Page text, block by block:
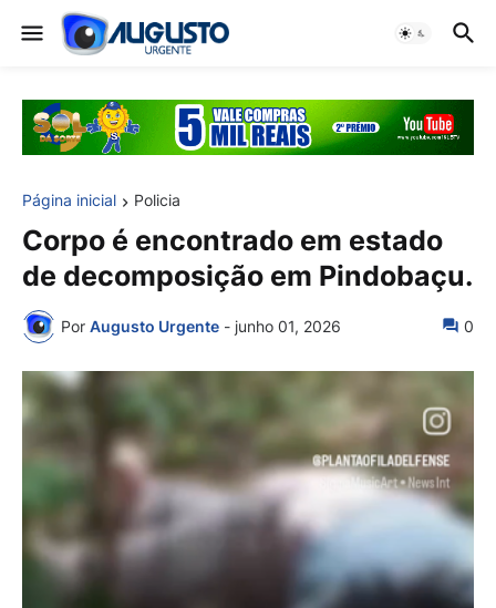
Página inicial Policia
Corpo é encontrado em estado
de decomposição em Pindobaçu.
Por Augusto Urgente - junho 01, 2026 0